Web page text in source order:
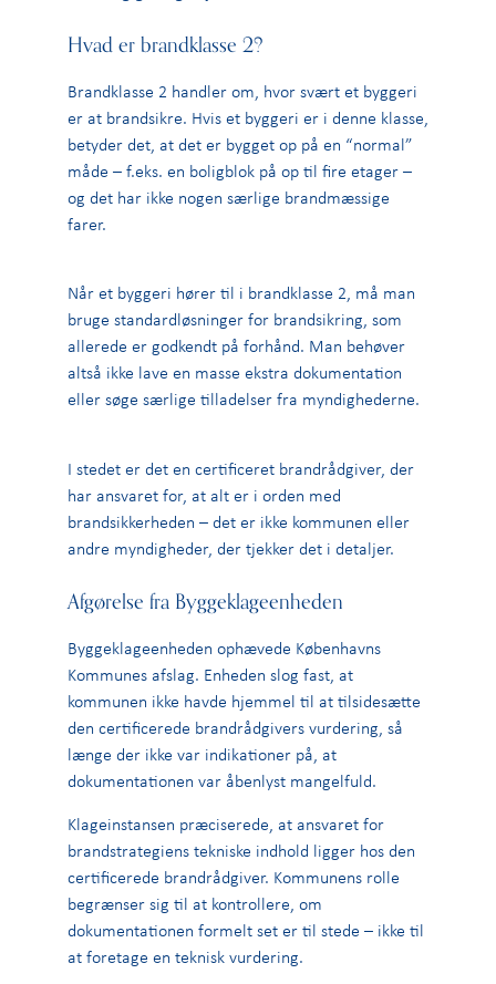
Hvad er brandklasse 2?
Brandklasse 2 handler om, hvor svært et byggeri
er at brandsikre. Hvis et byggeri er i denne klasse,
betyder det, at det er bygget op på en “normal”
måde – f.eks. en boligblok på op til fire etager –
og det har ikke nogen særlige brandmæssige
farer.
Når et byggeri hører til i brandklasse 2, må man
bruge standardløsninger for brandsikring, som
allerede er godkendt på forhånd. Man behøver
altså ikke lave en masse ekstra dokumentation
eller søge særlige tilladelser fra myndighederne.
I stedet er det en certificeret brandrådgiver, der
har ansvaret for, at alt er i orden med
brandsikkerheden – det er ikke kommunen eller
andre myndigheder, der tjekker det i detaljer.
Afgørelse fra Byggeklageenheden
Byggeklageenheden ophævede Københavns
Kommunes afslag. Enheden slog fast, at
kommunen ikke havde hjemmel til at tilsidesætte
den certificerede brandrådgivers vurdering, så
længe der ikke var indikationer på, at
dokumentationen var åbenlyst mangelfuld.
Klageinstansen præciserede, at ansvaret for
brandstrategiens tekniske indhold ligger hos den
certificerede brandrådgiver. Kommunens rolle
begrænser sig til at kontrollere, om
dokumentationen formelt set er til stede – ikke til
at foretage en teknisk vurdering.